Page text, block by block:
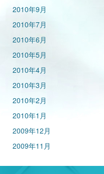
2010年9月
2010年7月
2010年6月
2010年5月
2010年4月
2010年3月
2010年2月
2010年1月
2009年12月
2009年11月